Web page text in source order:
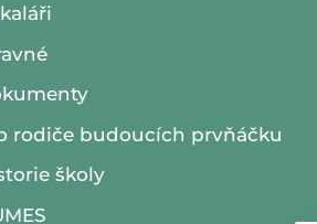
rodiče budoucích prvňáčku
školy